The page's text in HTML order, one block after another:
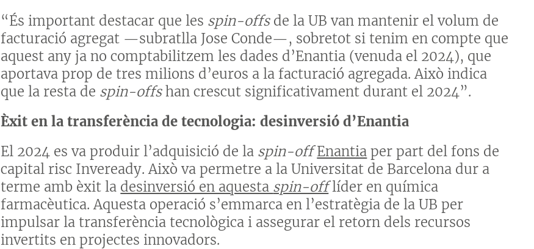
“És important destacar que les spin-offsde la UB van mantenir el volum de
facturació agregat —subratlla Jose Conde—, sobretot si tenim en compte que
aquest any ja no comptabilitzem les dades d’Enantia (venuda el 2024), que
aportava prop de tres milions d’euros a la facturació agregada. Això indica
que la resta de spin-offshan crescut significativament durant el 2024”.
Èxit en la transferència de tecnologia: desinversió d’Enantia
El 2024 es va produir l’adquisició de la spin-off Enantia per part del fons de
capital risc Inveready. Això va permetre a la Universitat de Barcelona dur a
terme amb èxit la desinversió en aquesta spin-offlíder en química
farmacèutica. Aquesta operació s’emmarca en l’estratègia de la UB per
impulsar la transferència tecnològica i assegurar el retorn dels recursos
invertits en projectes innovadors.